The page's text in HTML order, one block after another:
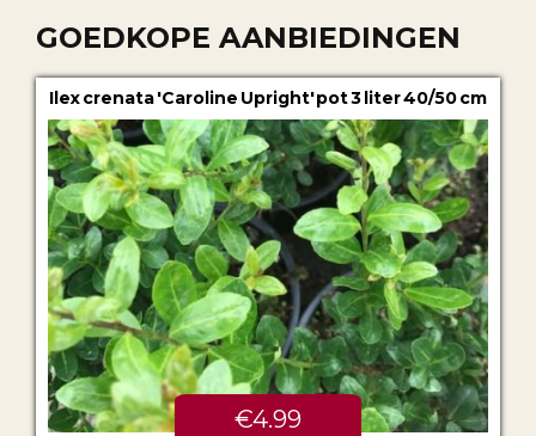
GOEDKOPE AANBIEDINGEN
Ilex crenata 'Caroline Upright' pot 3 liter 40/50 cm
€4.99